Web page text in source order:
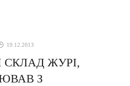
19.12.2013
ЖУРІ,
З